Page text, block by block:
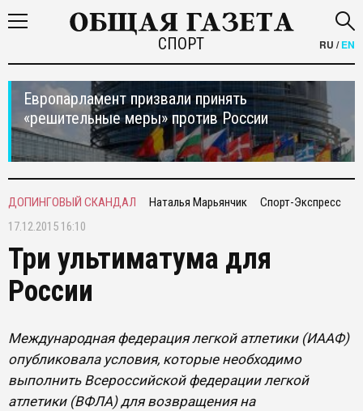
СПОРТ RU /EN
Европарламент призвали принять
«решительные меры» против России
ДОПИНГОВЫЙ СКАНДАЛ Наталья Марьянчик
Спорт-Экспресс
17.12.2015 16:10
Три ультиматума для
России
Международная федерация легкой атлетики (ИААФ)
опубликовала условия, которые необходимо
выполнить Всероссийской федерации легкой
атлетики (ВФЛА) для возвращения на